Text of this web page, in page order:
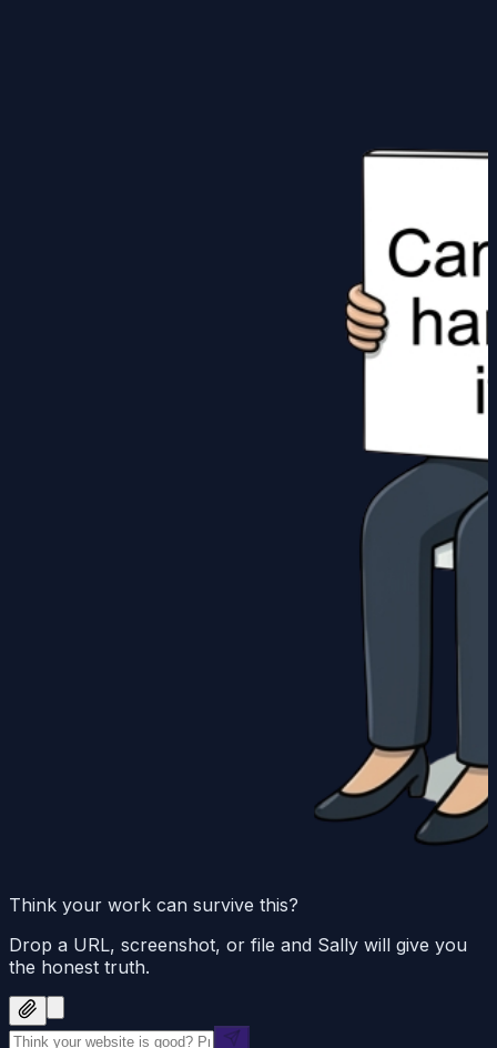
Think your work can survive this?
Drop a URL, screenshot, or file and Sally will give you
the honest truth.